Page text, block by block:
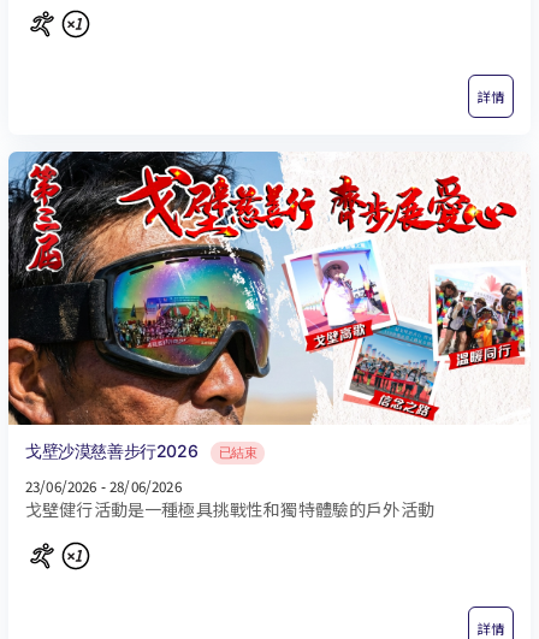
拉松期間，跑者會感受到當地獨特的文化氛圍，並且可以品嚐到
詳情
戈壁沙漠慈善步行2026 已結束
23/06/2026 - 28/06/2026
戈壁健行活動是一種極具挑戰性和獨特體驗的戶外活動
詳情